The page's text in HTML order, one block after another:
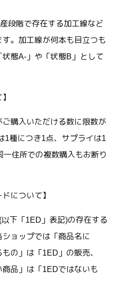
段階で存在する加工線など
。加工線が何本も目立つも
態A-」や「状態B」として
購入いただける数に限数が
1種につき1点、サプライは1
一住所での複数購入もお断り
について】
下「1ED」表記)の存在する
ョップでは「商品名に
の」は「1ED」の販売、
商品」は「1EDではないも